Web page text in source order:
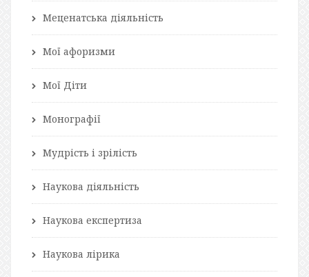
Меценатська діяльність
Мої афоризми
Мої Діти
Монографії
Мудрість і зрілість
Наукова діяльність
Наукова експертиза
Наукова лірика